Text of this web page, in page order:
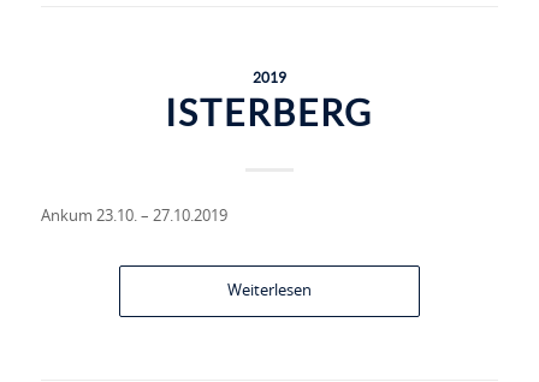
2019
ISTERBERG
Ankum 23.10. – 27.10.2019
Weiterlesen